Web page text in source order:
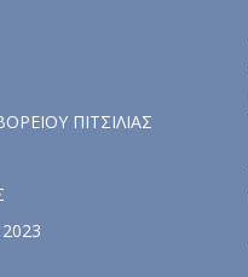
ΠΙΤΣΙΛΙΑΣ